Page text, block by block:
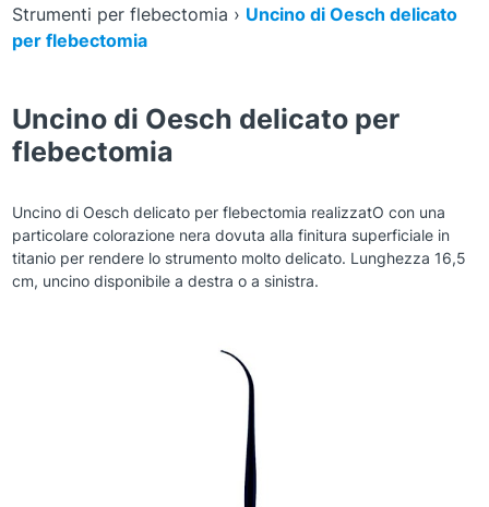
Strumenti per flebectomia › Uncino di Oesch delicato
per flebectomia
Uncino di Oesch delicato per
flebectomia
Uncino di Oesch delicato per flebectomia realizzatO con una
particolare colorazione nera dovuta alla finitura superficiale in
titanio per rendere lo strumento molto delicato. Lunghezza 16,5
cm, uncino disponibile a destra o a sinistra.